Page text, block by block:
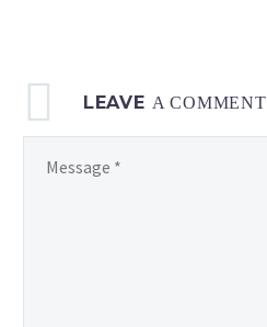
LEAVE A COMMENT